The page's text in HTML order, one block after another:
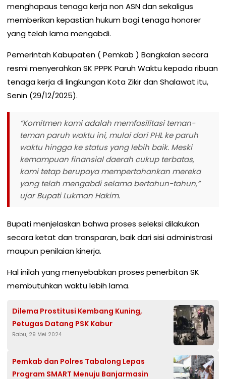
menghapaus tenaga kerja non ASN dan sekaligus
memberikan kepastian hukum bagi tenaga honorer
yang telah lama mengabdi.
Pemerintah Kabupaten ( Pemkab ) Bangkalan secara
resmi menyerahkan SK PPPK Paruh Waktu kepada ribuan
tenaga kerja di lingkungan Kota Zikir dan Shalawat itu,
Senin (29/12/2025).
“Komitmen kami adalah memfasilitasi teman-
teman paruh waktu ini, mulai dari PHL ke paruh
waktu hingga ke status yang lebih baik. Meski
kemampuan finansial daerah cukup terbatas,
kami tetap berupaya mempertahankan mereka
yang telah mengabdi selama bertahun-tahun,”
ujar Bupati Lukman Hakim.
Bupati menjelaskan bahwa proses seleksi dilakukan
secara ketat dan transparan, baik dari sisi administrasi
maupun penilaian kinerja.
Hal inilah yang menyebabkan proses penerbitan SK
membutuhkan waktu lebih lama.
Dilema Prostitusi Kembang Kuning,
Petugas Datang PSK Kabur
Rabu, 29 Mei 2024
Pemkab dan Polres Tabalong Lepas
Program SMART Menuju Banjarmasin